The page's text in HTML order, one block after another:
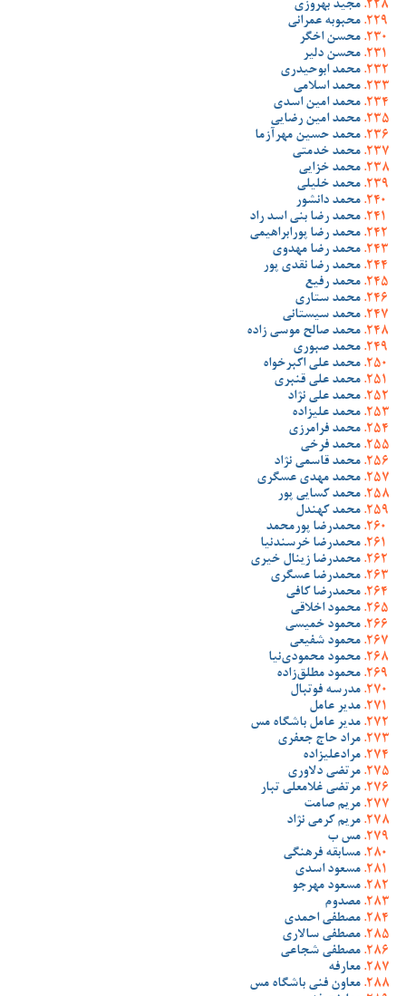
مجید بهروزی
محبوبه عمرانی
محسن اخگر
محسن دلیر
محمد ابوحیدری
محمد اسلامی
محمد امین اسدی
محمد امین رضایی
محمد حسین مهرآزما
محمد خدمتی
محمد خزایی
محمد خلیلی
محمد دانشور
محمد رضا بنی اسد راد
محمد رضا پورابراهیمی
محمد رضا مهدوی
محمد رضا نقدی پور
محمد رفیع
محمد ستاری
محمد سیستانی
محمد صالح موسی زاده
محمد صبوری
محمد علی اکبرخواه
محمد علی قنبری
محمد علی نژاد
محمد علیزاده
محمد فرامرزی
محمد فرخی
محمد قاسمی نژاد
محمد مهدی عسگری
محمد کسایی پور
محمد کهندل
محمدرضا پورمحمد
محمدرضا خرسندنیا
محمدرضا زینال خیری
محمدرضا عسگری
محمدرضا کافی
محمود اخلاقی
محمود خمیسی
محمود شفیعی
محمود محمودی‌نیا
محمود مطلق‌زاده
مدرسه فوتبال
مدیر عامل
مدیر عامل باشگاه مس
مراد حاج جعفری
مرادعلیزاده
مرتضی دلاوری
مرتضی غلامعلی تبار
مریم صامت
مریم کرمی نژاد
مس ب
مسابقه فرهنگی
مسعود اسدی
مسعود مهرجو
مصدوم
مصطفی احمدی
مصطفی سالاری
مصطفی شجاعی
معارفه
معاون فنی باشگاه مس